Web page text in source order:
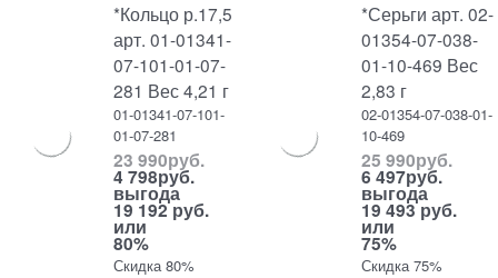
*Кольцо р.17,5
арт. 01-01341-
07-101-01-07-
281 Вес 4,21 г
01-01341-07-101-
01-07-281
23 990руб.
4 798руб.
выгода
19 192 руб.
или
80%
Скидка 80%
*Серьги арт. 02-
01354-07-038-
01-10-469 Вес
2,83 г
02-01354-07-038-01-
10-469
25 990руб.
6 497руб.
выгода
19 493 руб.
или
75%
Скидка 75%